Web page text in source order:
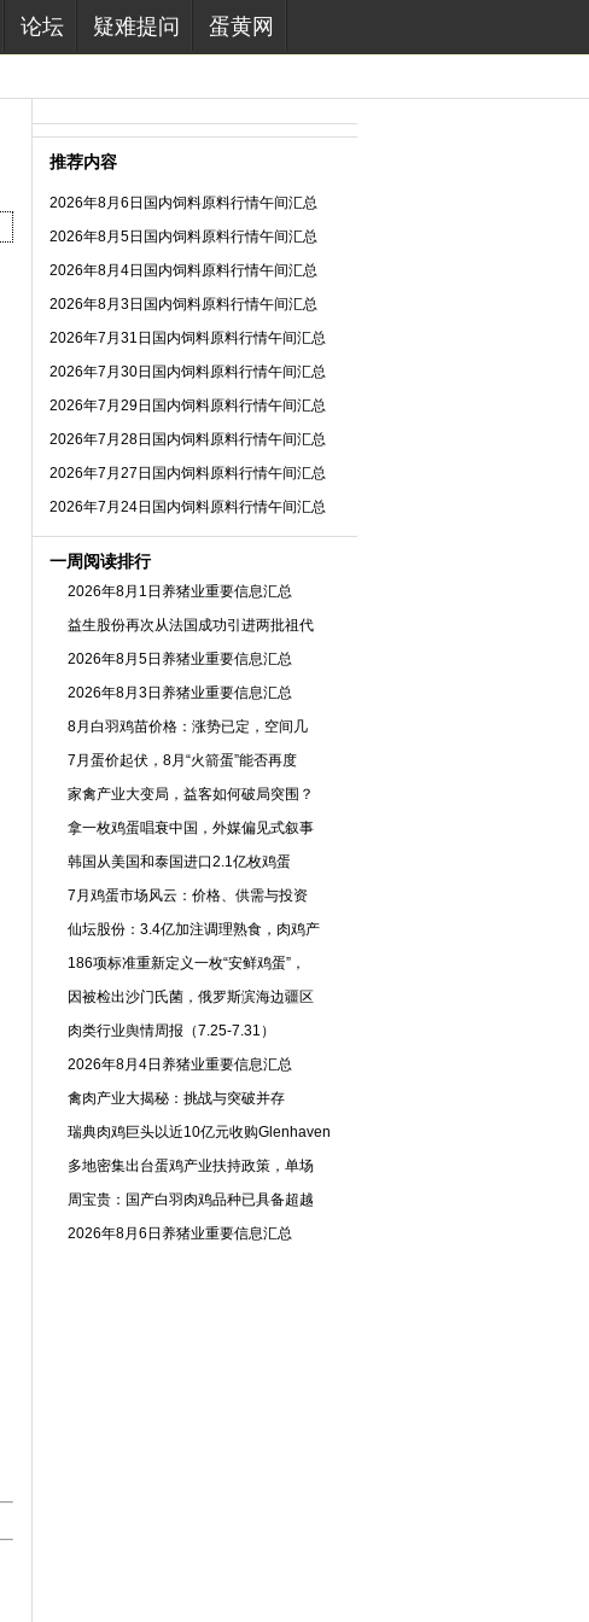
论坛 疑难提问 蛋黄网
推荐内容
2026年8月6日国内饲料原料行情午间汇总
2026年8月5日国内饲料原料行情午间汇总
2026年8月4日国内饲料原料行情午间汇总
2026年8月3日国内饲料原料行情午间汇总
2026年7月31日国内饲料原料行情午间汇总
2026年7月30日国内饲料原料行情午间汇总
2026年7月29日国内饲料原料行情午间汇总
2026年7月28日国内饲料原料行情午间汇总
2026年7月27日国内饲料原料行情午间汇总
2026年7月24日国内饲料原料行情午间汇总
一周阅读排行
2026年8月1日养猪业重要信息汇总
益生股份再次从法国成功引进两批祖代
2026年8月5日养猪业重要信息汇总
2026年8月3日养猪业重要信息汇总
8月白羽鸡苗价格：涨势已定，空间几
7月蛋价起伏，8月“火箭蛋”能否再度
家禽产业大变局，益客如何破局突围？
拿一枚鸡蛋唱衰中国，外媒偏见式叙事
韩国从美国和泰国进口2.1亿枚鸡蛋
7月鸡蛋市场风云：价格、供需与投资
仙坛股份：3.4亿加注调理熟食，肉鸡产
186项标准重新定义一枚“安鲜鸡蛋”，
因被检出沙门氏菌，俄罗斯滨海边疆区
肉类行业舆情周报（7.25-7.31）
2026年8月4日养猪业重要信息汇总
禽肉产业大揭秘：挑战与突破并存
瑞典肉鸡巨头以近10亿元收购Glenhaven
多地密集出台蛋鸡产业扶持政策，单场
周宝贵：国产白羽肉鸡品种已具备超越
2026年8月6日养猪业重要信息汇总